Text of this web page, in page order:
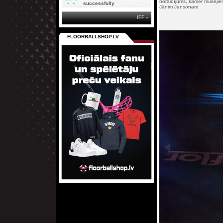
noraidījums, kamēr
Jānim Jansonam.
successfully
IFF »
FLOORBALLSHOP.LV